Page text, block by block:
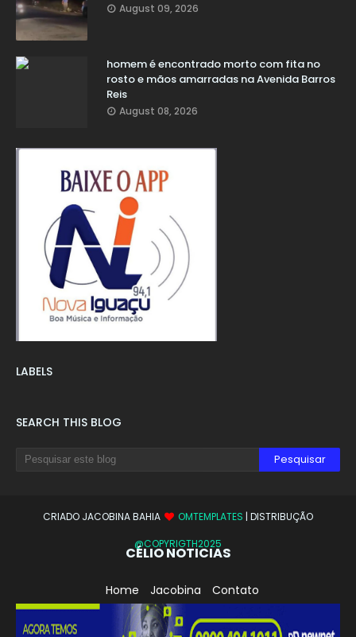
August 09, 2026
homem é encontrado morto com fita no
rosto e mãos amarradas na Avenida Barros
Reis
August 08, 2026
LABELS
SEARCH THIS BLOG
CRIADO JACOBINA BAHIA OMTEMPLATES | DISTRIBUÇÃO
@COPYRIGTH2025
CÉLIO NOTICIAS
Home Jacobina Contato